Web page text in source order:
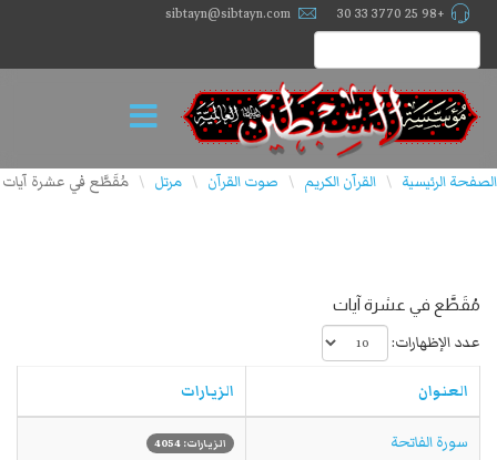
+98 25 3770 33 30
sibtayn@sibtayn.com
الصفحة الرئيسية \ القرآن الكريم \ صوت القرآن \ مرتل \ مُقَطَّع في عشرة آيات
مُقَطَّع في عشرة آيات
عدد الإظهارات:
العنوان الزيارات
سورة الفاتحة الزيارات: 4054